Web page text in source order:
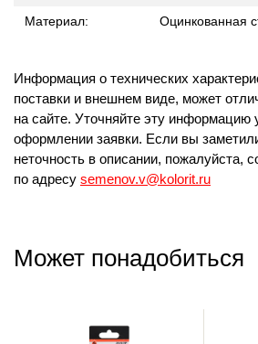
Материал: Оцинкованная
Информация о технических
поставки и внешнем виде, может
на сайте. Уточняйте эту информацию
оформлении заявки. Если вы
неточность в описании, пожалуйста,
по адресу semenov.v@kolorit.ru
Может понадобиться